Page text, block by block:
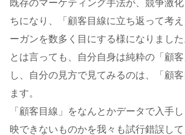
既存のマーケティング手法が、競争激
ちになり、「顧客目線に立ち返って考
ーガンを数多く目にする様になりました
とは言っても、自分自身は純粋の「顧
し、自分の見方で見てみるのは、「顧
ます。
「顧客目線」をなんとかデータで入手
映できないものかを我々も試行錯誤して